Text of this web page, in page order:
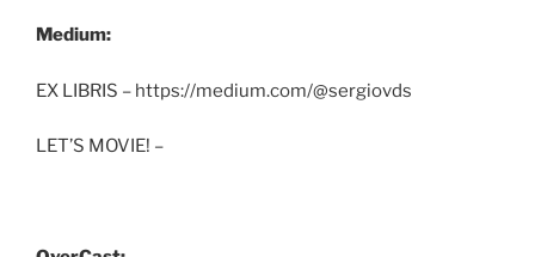
Medium:
EX LIBRIS – https://medium.com/@sergiovds
LET’S MOVIE! –